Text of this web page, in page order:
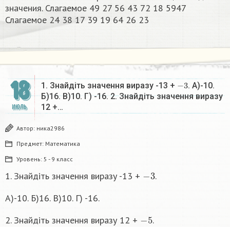
значения. Слагаемое 49 27 56 43 72 18 5947
Слагаемое 24 38 17 39 19 64 26 23​
18
ИЮЛЬ
1. Знайдіть значення виразу -13 + −3 . А)-10.
Б)16. В)10. Г) -16. 2. Знайдіть значення виразу
12 +…
Автор: ника2986
Предмет: Математика
Уровень: 5 - 9 класс
1. Знайдіть значення виразу -13 + 3 .
А)-10. Б)16. В)10. Г) -16.
2. Знайдіть значення виразу 12 +
5 .